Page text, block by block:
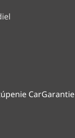
CarGarantie